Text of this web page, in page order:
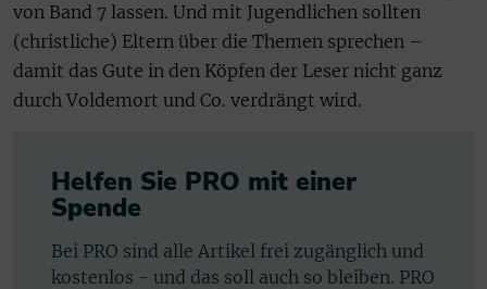
von Band 7 lassen. Und mit Jugendlichen sollten
(christliche) Eltern über die Themen sprechen –
damit das Gute in den Köpfen der Leser nicht ganz
durch Voldemort und Co. verdrängt wird.
Helfen Sie PRO mit einer
Spende
Bei PRO sind alle Artikel frei zugänglich und
kostenlos - und das soll auch so bleiben. PRO